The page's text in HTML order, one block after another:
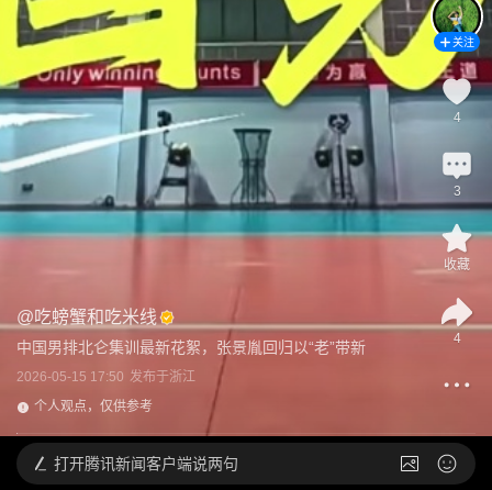
@吃螃蟹和吃米线
中国男排北仑集训最新花絮，张景胤回归以“老”带新
2026-05-15 17:50 发布于浙江
个人观点，仅供参考
关注
4
3
收藏
4
打开腾讯新闻客户端说两句